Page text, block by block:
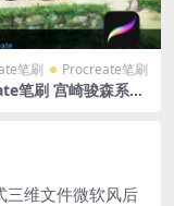
笔刷 Procreate笔刷
笔刷 宫崎骏森系插
三维文件微软风后